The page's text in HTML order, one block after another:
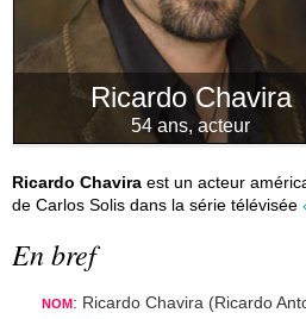
Ricardo Chavira
54 ans, acteur
Ricardo Chavira est un acteur
de Carlos Solis dans la série télévisée
En bref
NOM : Ricardo Chavira (Ricardo